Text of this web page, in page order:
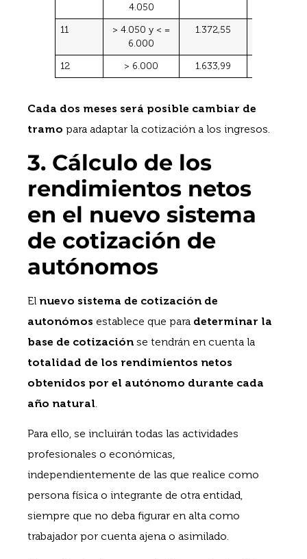
4.050
11
> 4.050 y < =
6.000
1.372,55
12 > 6.000 1.633,99
Cada dos meses será posible cambiar de
tramo para adaptar la cotización a los ingresos.
3. Cálculo de los
rendimientos netos
en el nuevo sistema
de cotización de
autónomos
El nuevo sistema de cotización de
autonómos establece que para determinar la
base de cotización se tendrán en cuenta la
totalidad de los rendimientos netos
obtenidos por el autónomo durante cada
año natural
Para ello, se incluirán todas las actividades
profesionales o económicas,
independientemente de las que realice como
persona física o integrante de otra entidad,
siempre que no deba figurar en alta como
trabajador por cuenta ajena o asimilado.